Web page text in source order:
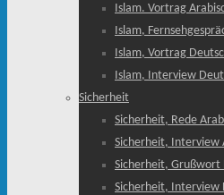
Islam. Vortrag
Islam,
Islam, Vortrag
Islam, Interview
Sicherheit
Sicherheit, Rede
Sicherheit, Interview
Sicherheit, Grußwort
Sicherheit, Interview